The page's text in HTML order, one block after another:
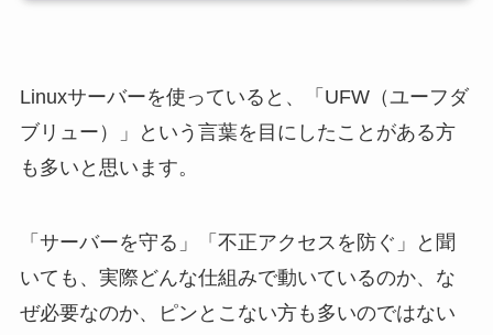
Linuxサーバーを使っていると、「UFW（ユーフダ
ブリュー）」という言葉を目にしたことがある方
も多いと思います。
「サーバーを守る」「不正アクセスを防ぐ」と聞
いても、実際どんな仕組みで動いているのか、な
ぜ必要なのか、ピンとこない方も多いのではない